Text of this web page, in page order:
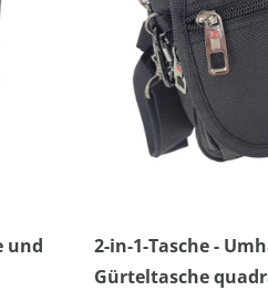
und
2-in-1-Tasche -
Gürteltasche